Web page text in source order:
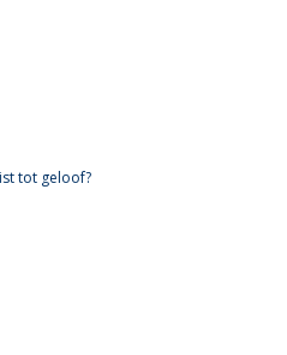
tot geloof?